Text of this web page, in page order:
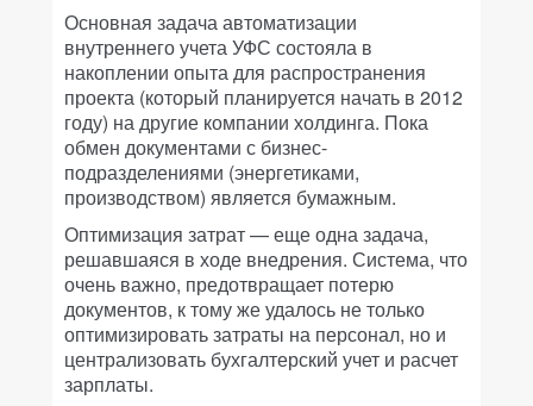
Основная задача автоматизации
внутреннего учета УФС состояла в
накоплении опыта для распространения
проекта (который планируется начать в 2012
году) на другие компании холдинга. Пока
обмен документами с бизнес-
подразделениями (энергетиками,
производством) является бумажным.
Оптимизация затрат — еще одна задача,
решавшаяся в ходе внедрения. Система, что
очень важно, предотвращает потерю
документов, к тому же удалось не только
оптимизировать затраты на персонал, но и
централизовать бухгалтерский учет и расчет
зарплаты.